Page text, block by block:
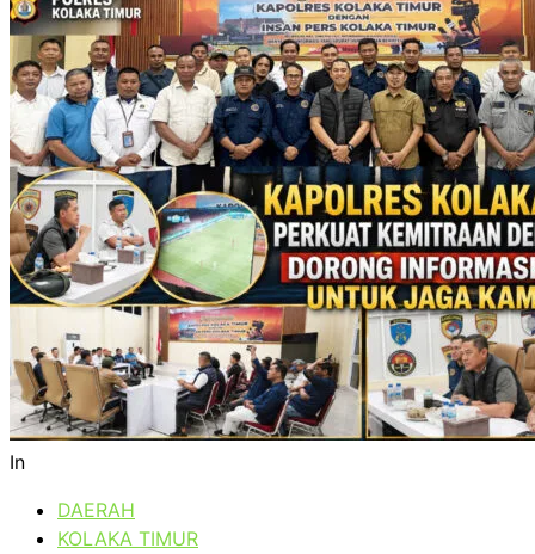
In
DAERAH
KOLAKA TIMUR